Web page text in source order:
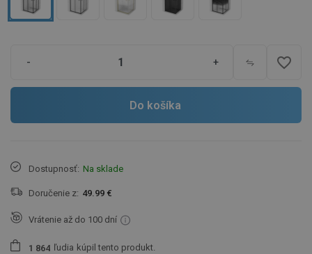
- + favorite_border
Do košíka
Dostupnosť: Na sklade
Doručenie z: 49.99 €
Vrátenie až do 100 dní
1 864 ľudia kúpil tento produkt.